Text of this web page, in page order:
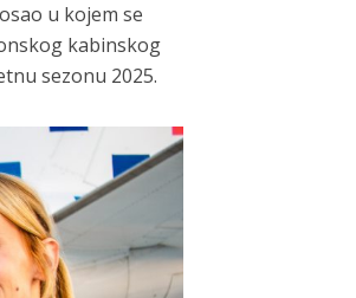
u kojem se
kabinskog
sezonu 2025.